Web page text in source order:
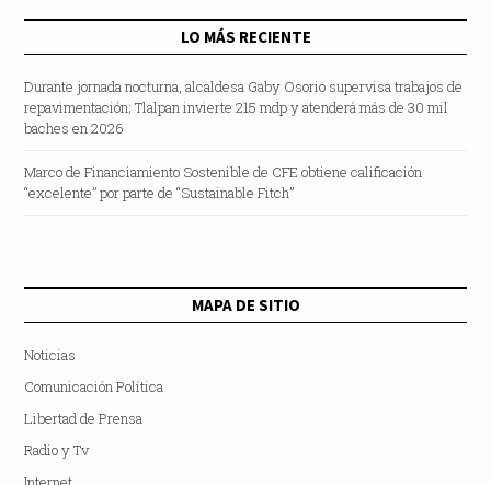
LO MÁS RECIENTE
Durante jornada nocturna, alcaldesa Gaby Osorio supervisa trabajos de
repavimentación; Tlalpan invierte 215 mdp y atenderá más de 30 mil
baches en 2026
Marco de Financiamiento Sostenible de CFE obtiene calificación
“excelente” por parte de “Sustainable Fitch”
MAPA DE SITIO
Noticias
Comunicación Política
Libertad de Prensa
Radio y Tv